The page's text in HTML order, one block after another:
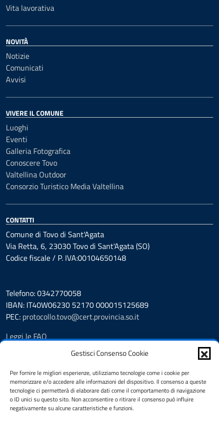
Gestisci Consenso Cookie
Per fornire le migliori esperienze, utilizziamo tecnologie come i cookie per
memorizzare e/o accedere alle informazioni del dispositivo. Il consenso a queste
tecnologie ci permetterà di elaborare dati come il comportamento di navigazione
o ID unici su questo sito. Non acconsentire o ritirare il consenso può influire
negativamente su alcune caratteristiche e funzioni.
Vita lavorativa
NOVITÀ
Notizie
Comunicati
Avvisi
VIVERE IL COMUNE
Luoghi
Eventi
Galleria Fotografica
Conoscere Tovo
Valtellina Outdoor
Consorzio Turistico Media Valtellina
CONTATTI
Comune di Tovo di Sant'Agata
Via Retta, 6, 23030 Tovo di Sant'Agata (SO)
Codice fiscale / P. IVA:00104650148
Telefono: 0342770058
IBAN: IT40W06230 52170 000015125689
PEC: protocollo.tovo@cert.provincia.so.it
Leggi le FAQ
Prenotazione appuntamento
Segnalazione disservizio
Richiesta assistenza
Feedback
Albo Pretorio
Amministrazione trasparente